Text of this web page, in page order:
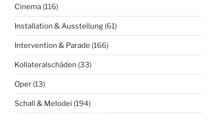
Cinema (116)
Installation & Ausstellung (61)
Intervention & Parade (166)
Kollateralschäden (33)
Oper (13)
Schall & Melodei (194)